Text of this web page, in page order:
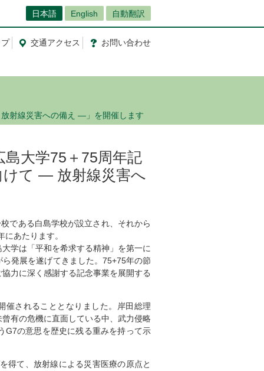
日本語 English 自動翻訳
交通アクセス お問い合わせ
射線災害への備え ―」を開催します
大学75＋75周年記
けて ― 放射線災害へ
である白島学校が設立され、それから
あたります。
学は「平和を希求する精神」を第一に
発展を遂げてきました。75+75年の節
力に深く感謝する記念事業を展開する
されることとなりました。岸田総理
有の危機に直面している中、武力侵略
G7の意思を歴史に残る重みを持って示
得て、放射線による災害医療の原点と